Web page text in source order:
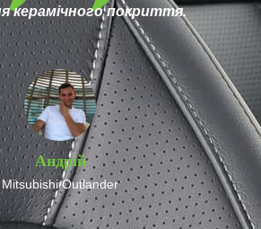
і буду радити. Спасибі!
Віктор
BMW X1